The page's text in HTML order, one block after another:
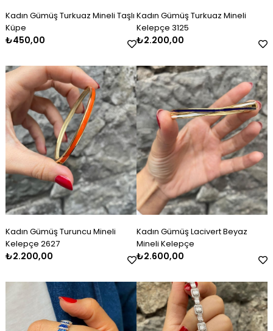
Kadın Gümüş Turkuaz Mineli Taşlı
Küpe
₺450,00
Kadın Gümüş Turkuaz Mineli
Kelepçe 3125
₺2.200,00
Kadın Gümüş Turuncu Mineli
Kelepçe 2627
₺2.200,00
Kadın Gümüş Lacivert Beyaz
Mineli Kelepçe
₺2.600,00